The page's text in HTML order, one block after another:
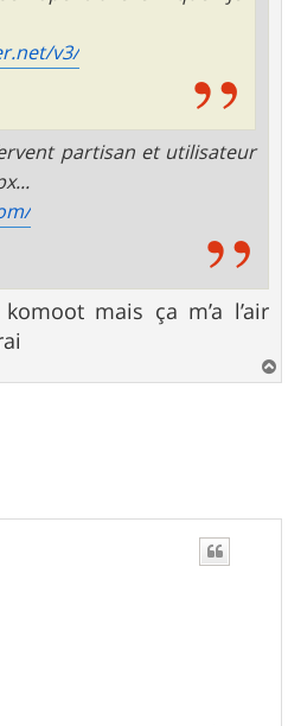
v3/
partisan et utilisateur
mais ça m’a l’air
a